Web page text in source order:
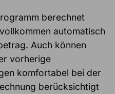
berechnet
automatisch
Auch können
vorherige
komfortabel bei der
berücksichtigt